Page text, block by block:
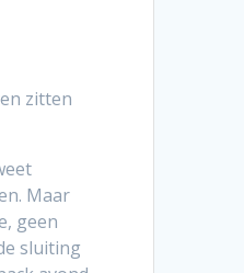
zitten
Maar
geen
sluiting